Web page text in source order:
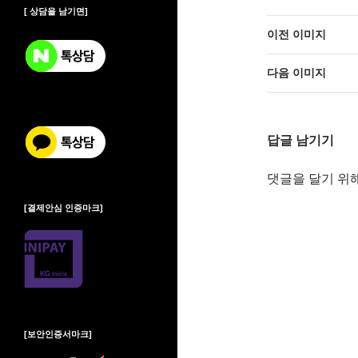
이전 이미지
다음 이미지
답글 남기기
댓글을 달기 위
[ 상담을 남기면]
[결제안심 인증마크]
[보안인증서마크]